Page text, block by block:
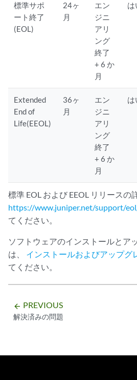
標準サポ
ート終了
(EOL)
24ヶ
月
エン
ジニ
アリ
ング
終了
+ 6 か
月
は
Extended
End of
Life(EEOL)
36ヶ
月
エン
ジニ
アリ
ング
終了
+ 6 か
月
は
標準 EOL および EEOL リリースの
https://www.juniper.net/support/
てください。
ソフトウェアのインストールとア
は、 インストールおよびアップグ
てください。
arrow_backward PREVIOUS
解決済みの問題